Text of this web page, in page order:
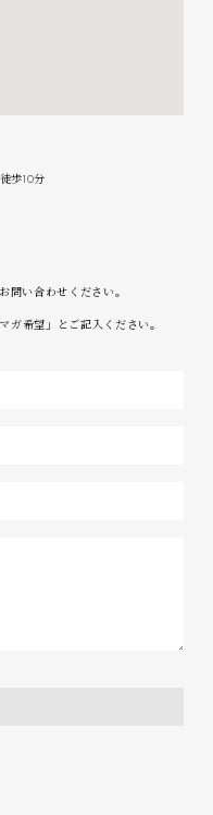
歩10分
問い合わせください。
ガ希望」とご記入ください。